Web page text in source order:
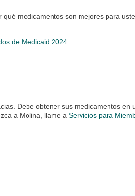
qué medicamentos son mejores para
de Medicaid 2024
Debe obtener sus medicamentos en
a Molina, llame aServicios para